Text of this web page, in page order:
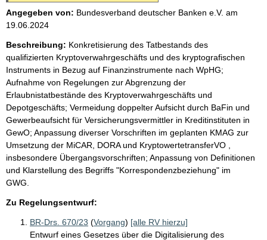
Angegeben von: Bundesverband deutscher Banken e.V. am
19.06.2024
Beschreibung: Konkretisierung des Tatbestands des
qualifizierten Kryptoverwahrgeschäfts und des kryptografischen
Instruments in Bezug auf Finanzinstrumente nach WpHG;
Aufnahme von Regelungen zur Abgrenzung der
Erlaubnistatbestände des Kryptoverwahrgeschäfts und
Depotgeschäfts; Vermeidung doppelter Aufsicht durch BaFin und
Gewerbeaufsicht für Versicherungsvermittler in Kreditinstituten in
GewO; Anpassung diverser Vorschriften im geplanten KMAG zur
Umsetzung der MiCAR, DORA und KryptowertetransferVO ,
insbesondere Übergangsvorschriften; Anpassung von Definitionen
und Klarstellung des Begriffs "Korrespondenzbeziehung" im
GWG.
Zu Regelungsentwurf:
BR-Drs. 670/23 (Vorgang) [alle RV hierzu]
Entwurf eines Gesetzes über die Digitalisierung des